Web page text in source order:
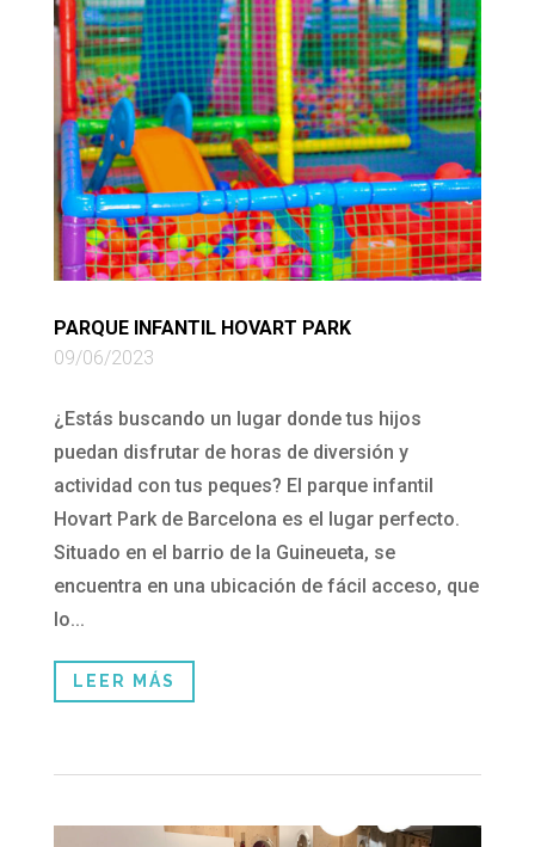
PARQUE INFANTIL HOVART PARK
09/06/2023
¿Estás buscando un lugar donde tus hijos
puedan disfrutar de horas de diversión y
actividad con tus peques? El parque infantil
Hovart Park de Barcelona es el lugar perfecto.
Situado en el barrio de la Guineueta, se
encuentra en una ubicación de fácil acceso, que
lo...
LEER MÁS